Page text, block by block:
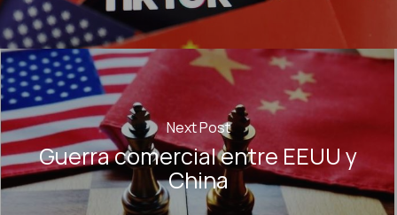
Next Post
Guerra comercial entre EEUU y
China